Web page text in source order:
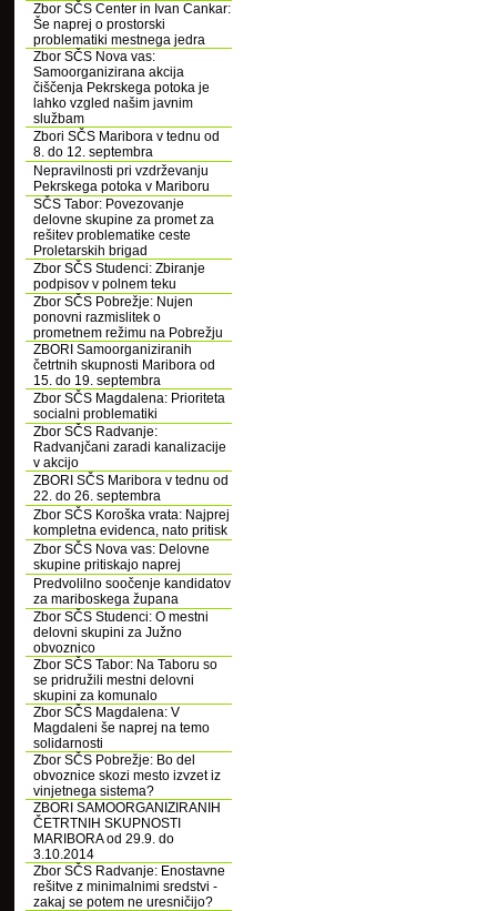
Zbor SČS Center in Ivan Cankar:
Še naprej o prostorski
problematiki mestnega jedra
Zbor SČS Nova vas:
Samoorganizirana akcija
čiščenja Pekrskega potoka je
lahko vzgled našim javnim
službam
Zbori SČS Maribora v tednu od
8. do 12. septembra
Nepravilnosti pri vzdrževanju
Pekrskega potoka v Mariboru
SČS Tabor: Povezovanje
delovne skupine za promet za
rešitev problematike ceste
Proletarskih brigad
Zbor SČS Studenci: Zbiranje
podpisov v polnem teku
Zbor SČS Pobrežje: Nujen
ponovni razmislitek o
prometnem režimu na Pobrežju
ZBORI Samoorganiziranih
četrtnih skupnosti Maribora od
15. do 19. septembra
Zbor SČS Magdalena: Prioriteta
socialni problematiki
Zbor SČS Radvanje:
Radvanjčani zaradi kanalizacije
v akcijo
ZBORI SČS Maribora v tednu od
22. do 26. septembra
Zbor SČS Koroška vrata: Najprej
kompletna evidenca, nato pritisk
Zbor SČS Nova vas: Delovne
skupine pritiskajo naprej
Predvolilno soočenje kandidatov
za mariboskega župana
Zbor SČS Studenci: O mestni
delovni skupini za Južno
obvoznico
Zbor SČS Tabor: Na Taboru so
se pridružili mestni delovni
skupini za komunalo
Zbor SČS Magdalena: V
Magdaleni še naprej na temo
solidarnosti
Zbor SČS Pobrežje: Bo del
obvoznice skozi mesto izvzet iz
vinjetnega sistema?
ZBORI SAMOORGANIZIRANIH
ČETRTNIH SKUPNOSTI
MARIBORA od 29.9. do
3.10.2014
Zbor SČS Radvanje: Enostavne
rešitve z minimalnimi sredstvi -
zakaj se potem ne uresničijo?